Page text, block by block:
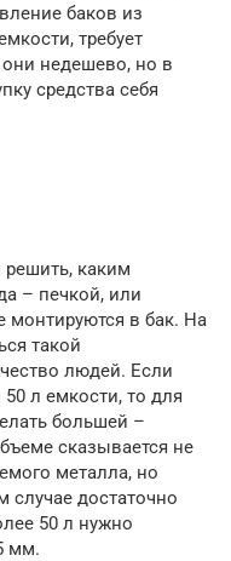
баков из
требует
они недешево, но в
средства себя
каким
– печкой, или
монтируются в бак. На
такой
людей. Если
л емкости, то для
большей –
сказывается не
металла, но
случае достаточно
50 л нужно
мм.